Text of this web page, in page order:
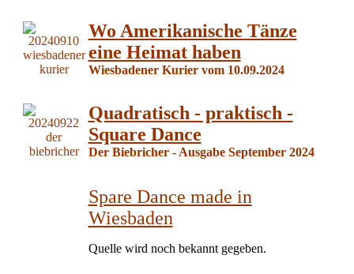
Wo Amerikanische Tänze
eine Heimat haben
Wiesbadener Kurier vom 10.09.2024
Quadratisch - praktisch -
Square Dance
Der Biebricher - Ausgabe September 2024
Spare Dance made in
Wiesbaden
Quelle wird noch bekannt gegeben.